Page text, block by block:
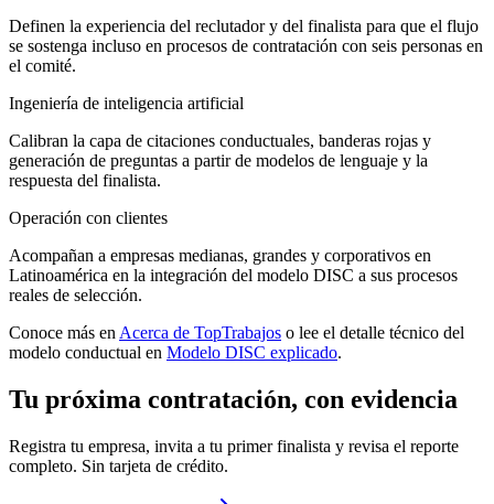
Definen la experiencia del reclutador y del finalista para que el flujo
se sostenga incluso en procesos de contratación con seis personas en
el comité.
Ingeniería de inteligencia artificial
Calibran la capa de citaciones conductuales, banderas rojas y
generación de preguntas a partir de modelos de lenguaje y la
respuesta del finalista.
Operación con clientes
Acompañan a empresas medianas, grandes y corporativos en
Latinoamérica en la integración del modelo DISC a sus procesos
reales de selección.
Conoce más en Acerca de TopTrabajos o lee el detalle técnico del
modelo conductual en Modelo DISC explicado.
Tu próxima contratación, con evidencia
Registra tu empresa, invita a tu primer finalista y revisa el reporte
completo. Sin tarjeta de crédito.